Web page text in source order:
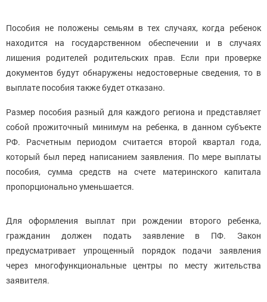
Пособия не положены семьям в тех случаях, когда ребенок
находится на государственном обеспечении и в случаях
лишения родителей родительских прав. Если при проверке
документов будут обнаружены недостоверные сведения, то в
выплате пособия также будет отказано.
Размер пособия разный для каждого региона и представляет
собой прожиточный минимум на ребенка, в данном субъекте
РФ. Расчетным периодом считается второй квартал года,
который был перед написанием заявления. По мере выплаты
пособия, сумма средств на счете материнского капитала
пропорционально уменьшается.
Для оформления выплат при рождении второго ребенка,
гражданин должен подать заявление в ПФ. Закон
предусматривает упрощенный порядок подачи заявления
через многофункциональные центры по месту жительства
заявителя.